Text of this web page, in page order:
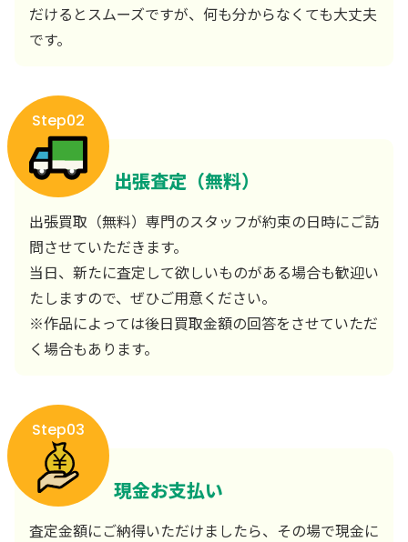
だけるとスムーズですが、何も分からなくても大丈夫
です。
Step02
出張査定（無料）
出張買取（無料）専門のスタッフが約束の日時にご訪
問させていただきます。
当日、新たに査定して欲しいものがある場合も歓迎い
たしますので、ぜひご用意ください。
※作品によっては後日買取金額の回答をさせていただ
く場合もあります。
Step03
現金お支払い
査定金額にご納得いただけましたら、その場で現金に